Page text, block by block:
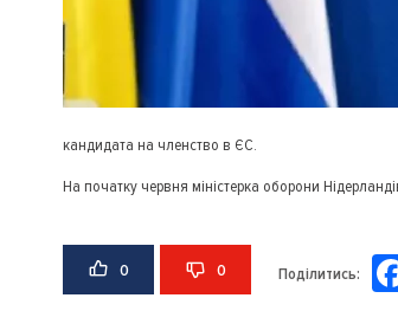
кандидата на членство в ЄС.
На початку червня міністерка оборони
0 0 Поділитись: